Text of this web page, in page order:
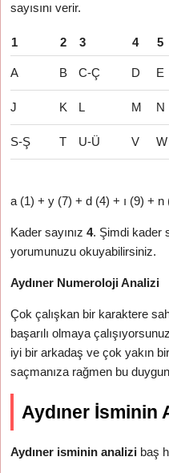
sayısını verir.
1 2 3 4 5
A B C-Ç D E
J K L M N
S-Ş T U-Ü V W
a (1) + y (7) + d (4) + ı (9) +
Kader sayınız4. Şimdi kader
yorumunuzu okuyabilirsiniz.
Aydıner Numeroloji Analizi
Çok çalışkan bir karaktere
başarılı olmaya
iyi bir arkadaş ve çok yakın
saçmanıza rağmen bu
Aydıner İsminin
Aydıner isminin analizi baş